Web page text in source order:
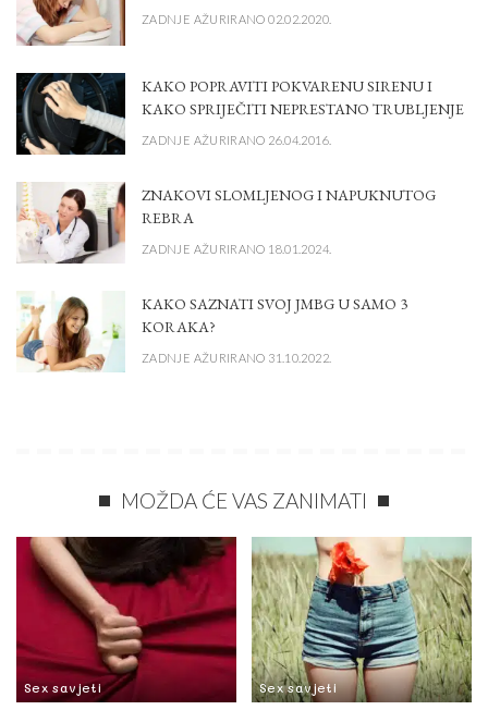
ZADNJE AŽURIRANO 02.02.2020.
KAKO POPRAVITI POKVARENU SIRENU I
KAKO SPRIJEČITI NEPRESTANO TRUBLJENJE
ZADNJE AŽURIRANO 26.04.2016.
ZNAKOVI SLOMLJENOG I NAPUKNUTOG
REBRA
ZADNJE AŽURIRANO 18.01.2024.
KAKO SAZNATI SVOJ JMBG U SAMO 3
KORAKA?
ZADNJE AŽURIRANO 31.10.2022.
MOŽDA ĆE VAS ZANIMATI
Sex savjeti Sex savjeti